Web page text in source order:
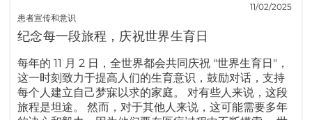
患者宣传和意识
11/02/2025
纪念每一段旅程，庆祝世界生育日
每年的 11 月 2 日，全世界都会共同庆祝 "世界生育日"，
这一时刻致力于提高人们的生育意识，鼓励对话，支持
每个人建立自己梦寐以求的家庭。 对有些人来说，这段
旅程是坦途。 然而，对于其他人来说，这可能需要多年